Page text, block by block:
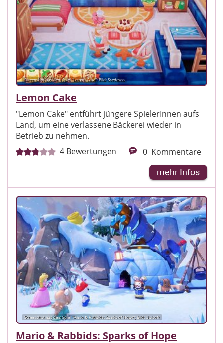
Screenshot aus dem Spiel "Lemon Cake"; Bild: Soedesco
Lemon Cake
"Lemon Cake" entführt jüngere SpielerInnen aufs
Land, um eine verlassene Bäckerei wieder in
Betrieb zu nehmen.
4 Bewertungen 0 Kommentare
mehr Infos
Screenshot aus dem Spiel "Mario & Rabbids: Sparks of Hope"; Bild: Ubisoft
Mario & Rabbids: Sparks of Hope